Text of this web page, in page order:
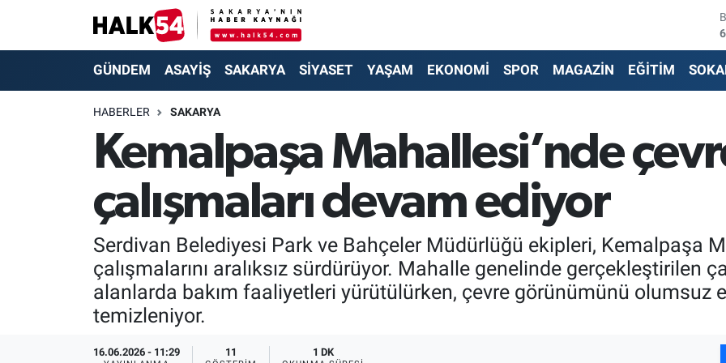
GÜNDEM ASAYİŞ SAKARYA SİYASET YAŞAM EKONOMİ SPOR MAGAZİN EĞİTİM
HABERLER SAKARYA
Kemalpaşa Mahallesi’nde
çalışmaları devam ediyor
Serdivan Belediyesi Park ve Bahçeler Müdürlüğü ekipleri, Kemalpaşa
çalışmalarını aralıksız sürdürüyor. Mahalle genelinde gerçekleştirilen
alanlarda bakım faaliyetleri yürütülürken, çevre görünümünü olumsuz
temizleniyor.
16.06.2026 - 11:29 11 1 DK
GÜNDEM
SİYASET
EKONOMİ
SOKAK RÖPORTAJLARI
Adapazarı Nöbetçi Eczaneler
Adapazarı Trafik Yoğunluk Haritası
Süper Lig Puan Durumu ve Fikstür
Tüm Manşetler
Son Dakika Haberleri
Haber Arşivi